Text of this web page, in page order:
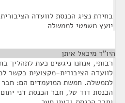
בחירת נציג הכנסת לוועדה
יועץ משפטי לממשלה
היו"ר מיכאל איתן
רבותי, אנחנו ניגשים כעת לתהליך
לוועדה הציבורית-מקצועית בקשר
לממשלה. חמשת המועמדים הם: חבר
הכנסת דוד טל, חבר הכנסת דני